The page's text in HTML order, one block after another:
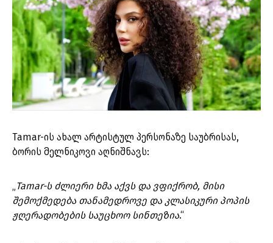
Tamar-ის ახალ არტისტულ პერსონაზე საუბრისას,
ბორის მელნიკოვი აღნიშნავს:
„Tamar-ს ძლიერი ხმა აქვს და ვფიქრობ, მისი
შემოქმედება თანამედროვე და კლასიკური პოპის
ჟღერადობების საუცხოო სინთეზია.“